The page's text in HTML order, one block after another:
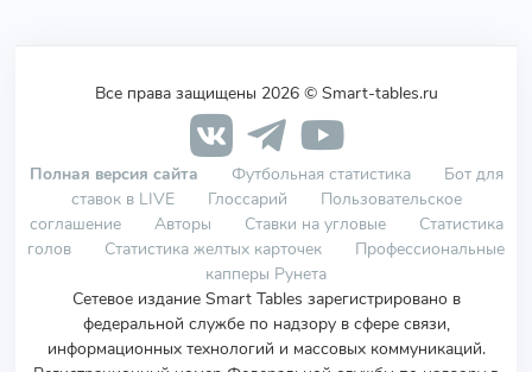
Все права защищены 2026 © Smart-tables.ru
Полная версия сайта Футбольная статистика
Бот для
ставок в LIVE
Глоссарий
Пользовательское
соглашение
Авторы Ставки на угловые
Статистика
голов
Статистика желтых карточек
Профессиональные
капперы Рунета
Сетевое издание Smart Tables зарегистрировано в
федеральной службе по надзору в сфере связи,
информационных технологий и массовых коммуникаций.